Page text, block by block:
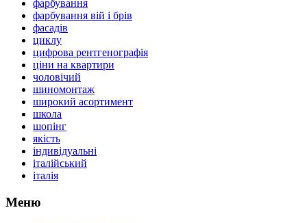
фарбування
фарбування вій і брів
фасадів
циклу
цифрова рентгенографія
ціни на квартири
чоловічий
шиномонтаж
широкий асортимент
школа
шопінг
якість
індивідуальні
італійський
італія
Меню